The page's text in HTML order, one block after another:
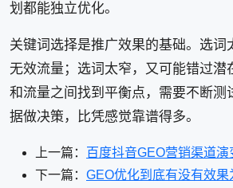
划都能独立优化。
关键词选择是推广效果的基础。选词
无效流量；选词太窄，又可能错过潜
和流量之间找到平衡点，需要不断测
据做决策，比凭感觉靠谱得多。
上一篇： 百度抖音GEO营销渠道演
下一篇： GEO优化到底有没有效